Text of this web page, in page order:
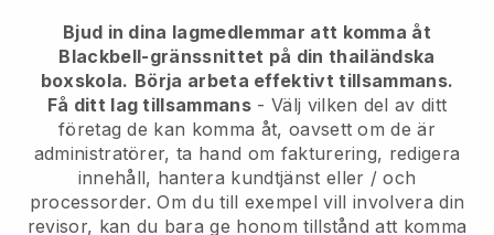
Bjud in dina lagmedlemmar att komma åt
Blackbell-gränssnittet på din thailändska
boxskola. Börja arbeta effektivt tillsammans.
Få ditt lag tillsammans - Välj vilken del av ditt
företag de kan komma åt, oavsett om de är
administratörer, ta hand om fakturering, redigera
innehåll, hantera kundtjänst eller / och
processorder. Om du till exempel vill involvera din
revisor, kan du bara ge honom tillstånd att komma